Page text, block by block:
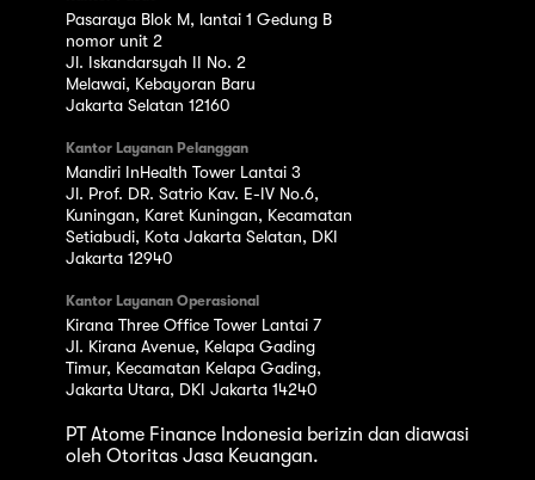
Pasaraya Blok M, lantai 1 Gedung B
nomor unit 2
Jl. Iskandarsyah II No. 2
Melawai, Kebayoran Baru
Jakarta Selatan 12160
Kantor Layanan Pelanggan
Mandiri InHealth Tower Lantai 3
Jl. Prof. DR. Satrio Kav. E-IV No.6,
Kuningan, Karet Kuningan, Kecamatan
Setiabudi, Kota Jakarta Selatan, DKI
Jakarta 12940
Kantor Layanan Operasional
Kirana Three Office Tower Lantai 7
Jl. Kirana Avenue, Kelapa Gading
Timur, Kecamatan Kelapa Gading,
Jakarta Utara, DKI Jakarta 14240
PT Atome Finance Indonesia berizin dan diawasi
oleh Otoritas Jasa Keuangan.